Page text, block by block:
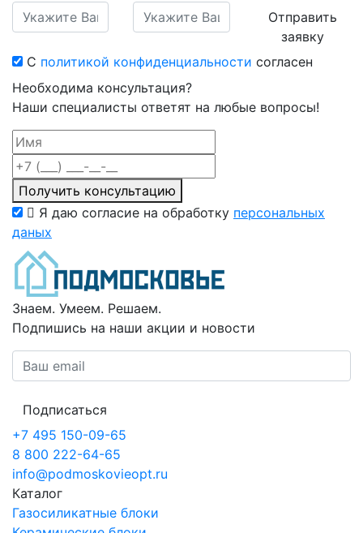
Отправить
заявку
С политикой конфиденциальности согласен
Необходима консультация?
Наши специалисты ответят на любые вопросы!
Получить консультацию
Я даю согласие на обработку персональных
даных
Знаем. Умеем. Решаем.
Подпишись на наши акции и новости
Подписаться
+7 495 150-09-65
8 800 222-64-65
info@podmoskovieopt.ru
Каталог
Газосиликатные блоки